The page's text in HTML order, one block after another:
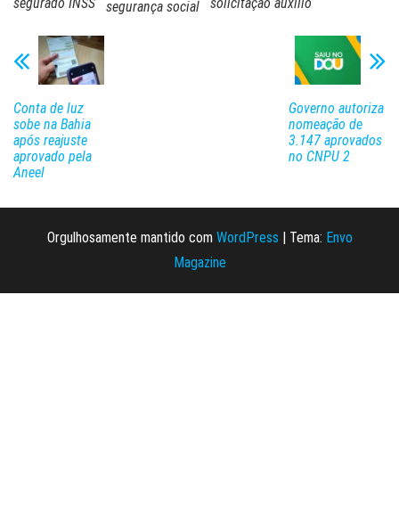
segurança social
Conta de luz
sobe na Bahia
após reajuste
aprovado pela
Aneel
Governo autoriza
nomeação de
3.147 aprovados
no CNPU 2
Orgulhosamente mantido com WordPress Tema: Envo
Magazine